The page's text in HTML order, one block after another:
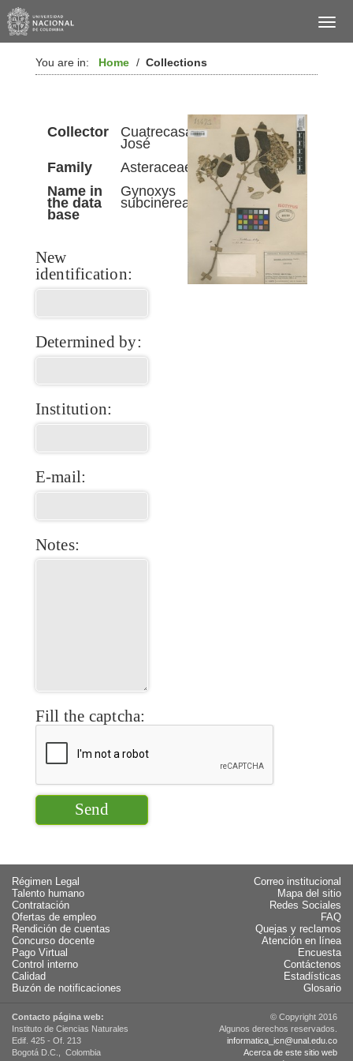
You are in: Home / Collections
Collector Cuatrecasas,
José
Family
Asteraceae
Name in
the data
base
Gynoxys
subcinerea
New
identification:
Determined by:
Institution:
E-mail:
Notes:
Fill the captcha:
Régimen Legal
Talento humano
Contratación
Ofertas de empleo
Rendición de cuentas
Concurso docente
Pago Virtual
Control interno
Calidad
Buzón de notificaciones
Correo institucional
Mapa del sitio
Redes Sociales
FAQ
Quejas y reclamos
Atención en línea
Encuesta
Contáctenos
Estadísticas
Glosario
Contacto página web:
Instituto de Ciencias Naturales
Edif. 425 - Of. 213
Bogotá D.C., Colombia
© Copyright 2016
Algunos derechos reservados.
informatica_icn@unal.edu.co
Acerca de este sitio web